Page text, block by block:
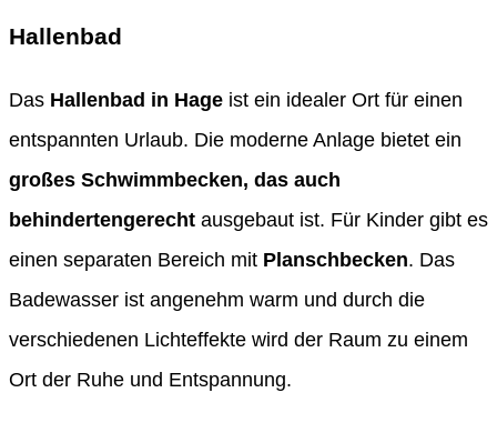
Hallenbad
Das Hallenbad in Hage ist ein idealer Ort für einen
entspannten Urlaub. Die moderne Anlage bietet ein
großes Schwimmbecken, das auch
behindertengerecht ausgebaut ist. Für Kinder gibt es
einen separaten Bereich mit Planschbecken. Das
Badewasser ist angenehm warm und durch die
verschiedenen Lichteffekte wird der Raum zu einem
Ort der Ruhe und Entspannung.